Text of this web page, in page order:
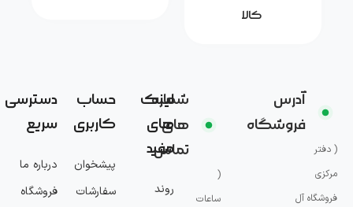
کالا
آدرس
فروشگاه
( دفتر
مرکزی
فروشگاه آل
شماره
های
تماس
(
ساعات
لینک
های
مفید
روند
حساب
کاربری
پیشخوان
سفارشات
دسترسی
سریع
درباره ما
فروشگاه